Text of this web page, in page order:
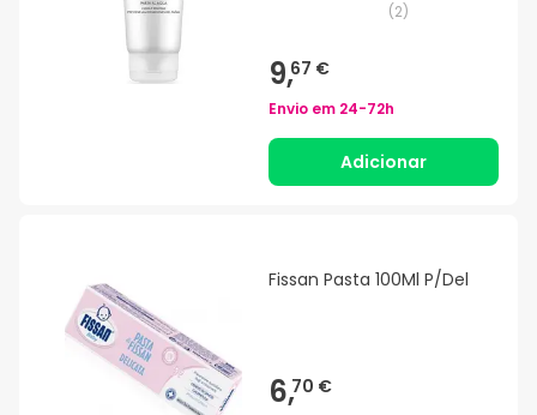
(2)
9,67 €
Envio em 24-72h
Adicionar
Fissan Pasta 100Ml P/Del
6,70 €